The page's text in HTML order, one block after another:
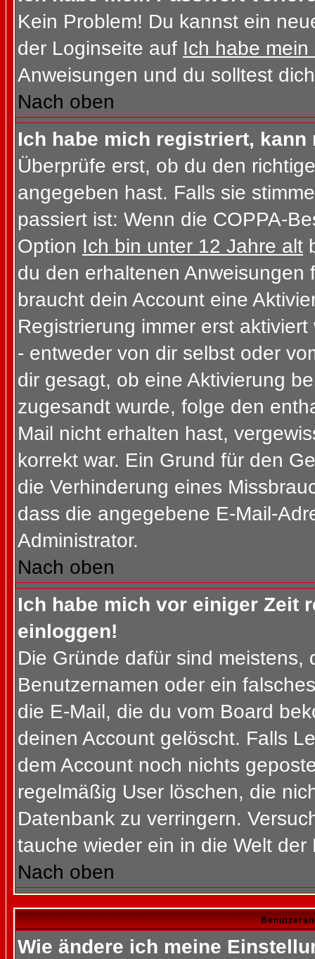
Kein Problem! Du kannst ein
der Loginseite auf Ich habe
Anweisungen und du solltest
Nach oben
Ich habe mich registriert,
Überprüfe erst, ob du den
angegeben hast. Falls sie
passiert ist: Wenn die COPPA-
Option Ich bin unter 12 Jahre alt
du den erhaltenen
braucht dein Account eine
Registrierung immer erst
- entweder von dir selbst oder
dir gesagt, ob eine Aktivierung
zugesandt wurde, folge den
Mail nicht erhalten hast,
korrekt war. Ein Grund für den
die Verhinderung eines
dass die angegebene E-Mail-
Administrator.
Nach oben
Ich habe mich vor einiger Zeit
einloggen!
Die Gründe dafür sind
Benutzernamen oder ein
die E-Mail, die du vom Board
deinen Account gelöscht. Falls
dem Account noch nichts
regelmäßig User löschen, die
Datenbank zu verringern.
tauche wieder ein in die Welt der
Nach oben
Wie ändere ich meine